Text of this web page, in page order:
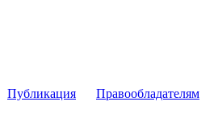
Публикация Правообладателям